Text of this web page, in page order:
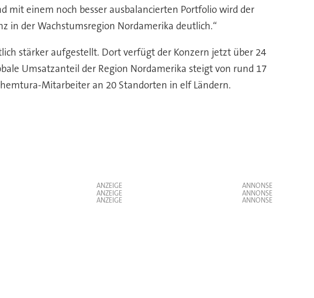
mit einem noch besser ausbalancierten Portfolio wird der
in der Wachstumsregion Nordamerika deutlich.“
stärker aufgestellt. Dort verfügt der Konzern jetzt über 24
Umsatzanteil der Region Nordamerika steigt von rund 17
Mitarbeiter an 20 Standorten in elf Ländern.
ANZEIGE
ANZEIGE
ANZEIGE